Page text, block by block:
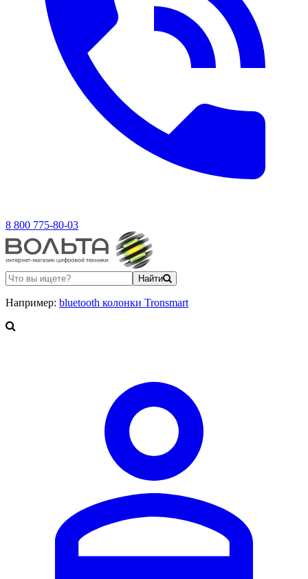
8 800 775-80-03
Найти
Например: bluetooth колонки Tronsmart